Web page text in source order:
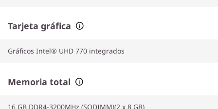
Tarjeta gráfica
Gráficos Intel® UHD 770 integrados
Memoria total
16 GB DDR4-3200MHz (SODIMM)(2 x 8 GB)